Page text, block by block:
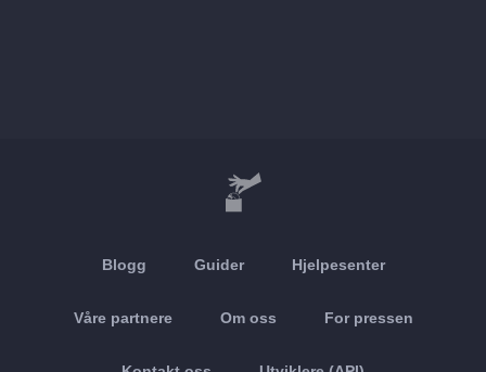
Blogg Guider Hjelpesenter
Våre partnere Om oss For pressen